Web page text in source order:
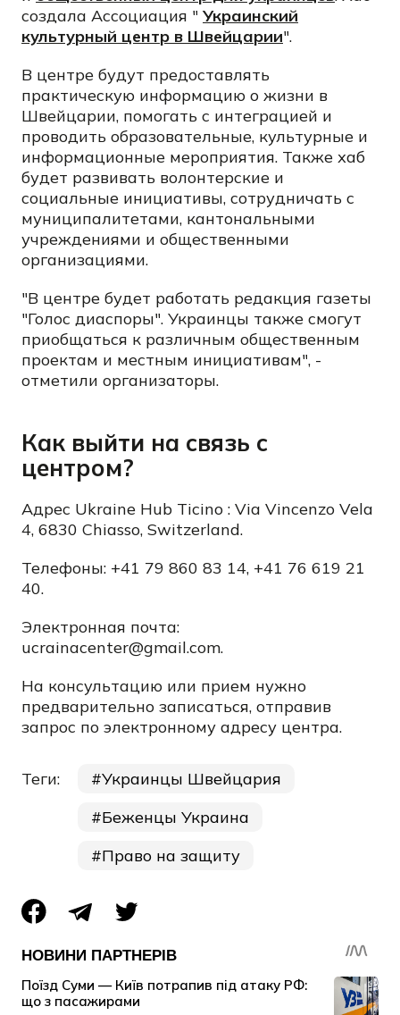
создала Ассоциация " Украинский
культурный центр в Швейцарии".
В центре будут предоставлять
практическую информацию о жизни в
Швейцарии, помогать с интеграцией и
проводить образовательные, культурные и
информационные мероприятия. Также хаб
будет развивать волонтерские и
социальные инициативы, сотрудничать с
муниципалитетами, кантональными
учреждениями и общественными
организациями.
"В центре будет работать редакция газеты
"Голос диаспоры". Украинцы также смогут
приобщаться к различным общественным
проектам и местным инициативам", -
отметили организаторы.
Как выйти на связь с
центром?
Адрес Ukraine Hub Ticino : Via Vincenzo Vela
4, 6830 Chiasso, Switzerland.
Телефоны: +41 79 860 83 14, +41 76 619 21
40.
Электронная почта:
ucrainacenter@gmail.com.
На консультацию или прием нужно
предварительно записаться, отправив
запрос по электронному адресу центра.
Теги:
Украинцы Швейцария
Беженцы Украина
Право на защиту